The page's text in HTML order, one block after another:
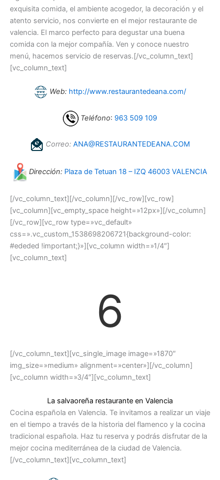
exquisita comida, el ambiente acogedor, la decoración y el
atento servicio, nos convierte en el mejor restaurante de
valencia. El marco perfecto para degustar una buena
comida con la mejor compañía. Ven y conoce nuestro
menú, hacemos servicio de reservas.[/vc_column_text]
[vc_column_text]
Web: http://www.restaurantedeana.com/
Teléfono: 963 509 109
Correo: ANA@RESTAURANTEDEANA.COM
Dirección: Plaza de Tetuan 18 – IZQ 46003 VALENCIA
[/vc_column_text][/vc_column][/vc_row][vc_row]
[vc_column][vc_empty_space height=»12px»][/vc_column]
[/vc_row][vc_row type=»vc_default»
css=».vc_custom_1538698206721{background-color:
#ededed !important;}»][vc_column width=»1/4″]
[vc_column_text]
6
[/vc_column_text][vc_single_image image=»1870″
img_size=»medium» alignment=»center»][/vc_column]
[vc_column width=»3/4″][vc_column_text]
La salvaoreña restaurante en Valencia
Cocina española en Valencia. Te invitamos a realizar un viaje
en el tiempo a través de la historia del flamenco y la cocina
tradicional española. Haz tu reserva y podrás disfrutar de la
mejor cocina mediterránea de la ciudad de Valencia.
[/vc_column_text][vc_column_text]